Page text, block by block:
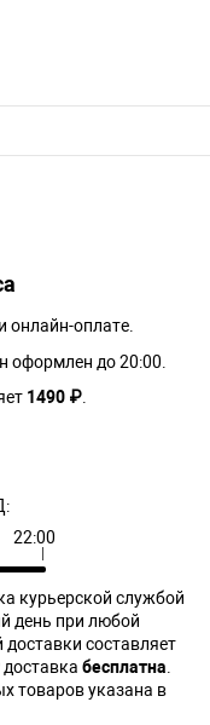
онлайн-оплате.
оформлен до 20:00.
1490 ₽.
22:00
курьерской службой
день при любой
составляет
бесплатна.
товаров указана в